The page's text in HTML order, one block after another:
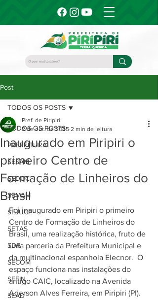
Post
TODOS OS POSTS
PREFEITURA
SESAM
SEDUC
SEMAM
SEJUCE
SETAS
SDR
SECOM
SEFIN
SEAD
TODOS OS POSTS
Inaugurado em Piripiri o
primeiro Centro de
Formação de Linheiros do
Brasil
Pref. de Piripiri
2 de out. de 2025 2 min de leitura
Foi inaugurado em Piripiri o primeiro
Centro de Formação de Linheiros do
Brasil, uma realização histórica, fruto de
uma parceria da Prefeitura Municipal e
da multinacional espanhola Elecnor.  O
espaço funciona nas instalações do
antigo CAIC, localizado na Avenida
Aderson Alves Ferreira, em Piripiri (PI).